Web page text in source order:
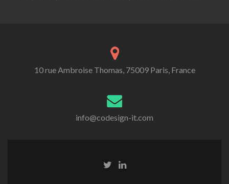
10 rue Ambroise Thomas, 75009 Paris, France
info@codesign-it.com